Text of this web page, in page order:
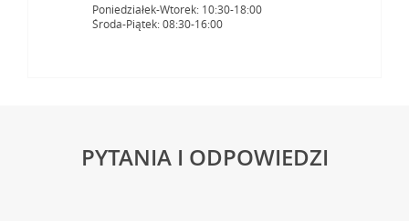
Poniedziałek-Wtorek: 10:30-18:00
Środa-Piątek: 08:30-16:00
PYTANIA I ODPOWIEDZI